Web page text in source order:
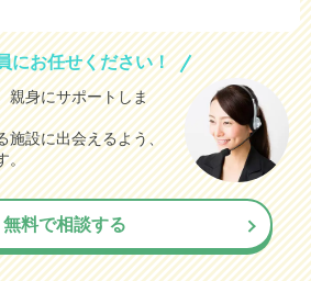
にお任せください！
親身にサポートしま
施設に出会えるよう、
。
無料で相談する